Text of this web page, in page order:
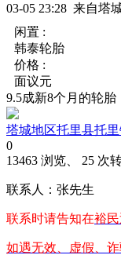
03-05 23:28 来自塔
闲置 :
韩泰轮胎
价格 :
面议元
9.5成新8个月的轮胎
塔城地区托里县托
0
13463 浏览、 25 次
联系人：张先生
联系时请告知在裕
如遇无效、虚假、